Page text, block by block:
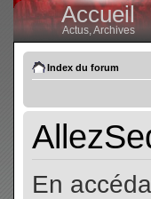
Accueil
Actus,Archives
Index du forum
En